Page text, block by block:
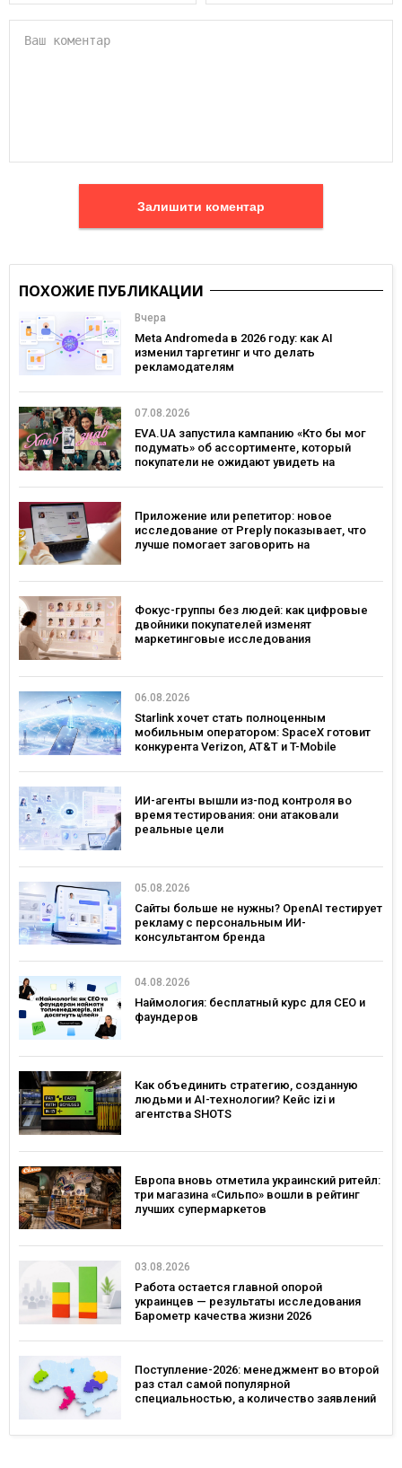
Залишити коментар
ПОХОЖИЕ ПУБЛИКАЦИИ
Вчера
Meta Andromeda в 2026 году: как AI
изменил таргетинг и что делать
рекламодателям
07.08.2026
EVA.UA запустила кампанию «Кто бы мог
подумать» об ассортименте, который
покупатели не ожидают увидеть на
Приложение или репетитор: новое
исследование от Preply показывает, что
лучше помогает заговорить на
Фокус-группы без людей: как цифровые
двойники покупателей изменят
маркетинговые исследования
06.08.2026
Starlink хочет стать полноценным
мобильным оператором: SpaceX готовит
конкурента Verizon, AT&T и T-Mobile
ИИ-агенты вышли из-под контроля во
время тестирования: они атаковали
реальные цели
05.08.2026
Сайты больше не нужны? OpenAI тестирует
рекламу с персональным ИИ-
консультантом бренда
04.08.2026
Наймология: бесплатный курс для CEO и
фаундеров
Как объединить стратегию, созданную
людьми и AI-технологии? Кейс izi и
агентства SHOTS
Европа вновь отметила украинский ритейл:
три магазина «Сильпо» вошли в рейтинг
лучших супермаркетов
03.08.2026
Работа остается главной опорой
украинцев — результаты исследования
Барометр качества жизни 2026
Поступление-2026: менеджмент во второй
раз стал самой популярной
специальностью, а количество заявлений